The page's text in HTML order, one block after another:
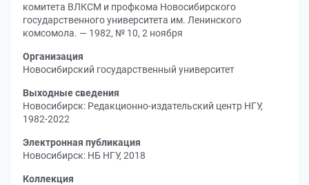
комитета ВЛКСМ и профкома Новосибирского
государственного университета им. Ленинского
комсомола. — 1982, № 10, 2 ноября
Организация
Новосибирский государственный университет
Выходные сведения
Новосибирск: Редакционно-издательский центр НГУ,
1982-2022
Электронная публикация
Новосибирск: НБ НГУ, 2018
Коллекция